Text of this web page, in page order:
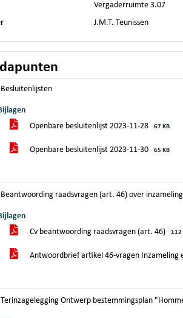
Vergaderruimte 3.07
J.M.T. Teunissen
Besluitenlijsten
Openbare besluitenlijst 2023-11-28
67 KB
Openbare besluitenlijst 2023-11-30 65 KB
Beantwoording raadsvragen (art. 46) over
Cv beantwoording raadsvragen (art. 46)
112
Antwoordbrief artikel 46-vragen Inzameling
Terinzagelegging Ontwerp bestemmingsplan